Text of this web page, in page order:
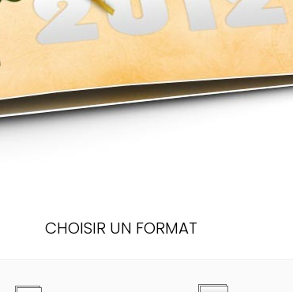
CHOISIR UN FORMAT